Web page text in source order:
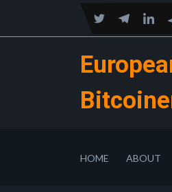
HOME ABOUT